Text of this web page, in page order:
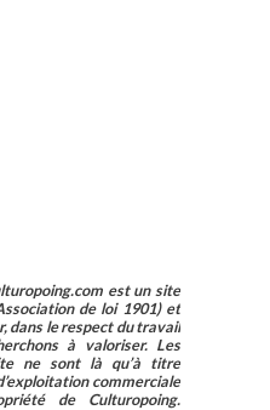
est un site
de loi 1901) et
dans le respect du travail
à valoriser. Les
ne sont là qu’à titre
commerciale
de Culturopoing.